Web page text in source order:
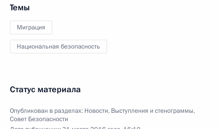
Темы
Миграция
Национальная безопасность
Статус материала
Опубликован в разделах: Новости, Выступления и стенограммы,
Совет Безопасности